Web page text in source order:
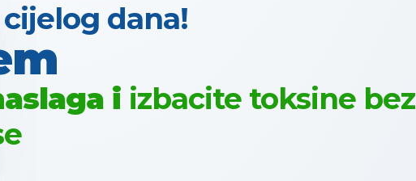
dana!
i izbacite toksine bez